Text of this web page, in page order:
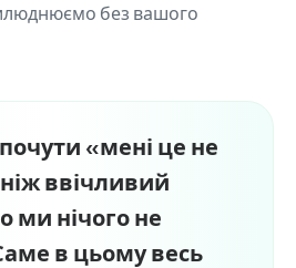
без вашого
«мені це не
ввічливий
ми нічого не
в цьому весь